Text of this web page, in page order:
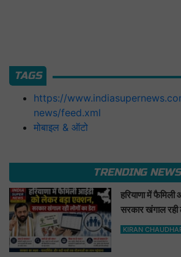
TAGS
https://
news/feed.xml
मोबाइल & ऑटो
TRENDING NEWS
हरियाणा में
सरकार खंगाल रही
KIRAN